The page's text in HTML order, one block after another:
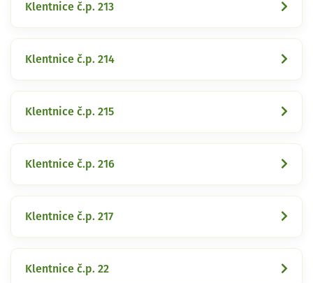
Klentnice č.p. 213
Klentnice č.p. 214
Klentnice č.p. 215
Klentnice č.p. 216
Klentnice č.p. 217
Klentnice č.p. 22